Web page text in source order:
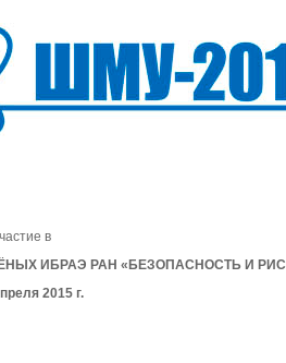
в
ИБРАЭ РАН «БЕЗОПАСНОСТЬ И
2015 г.